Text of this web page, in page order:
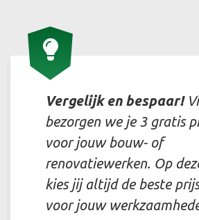
Vergelijk en bespaar!
bezorgen we je 3 gratis
voor jouw bouw- of
renovatiewerken. Op
kies jij altijd de beste
voor jouw